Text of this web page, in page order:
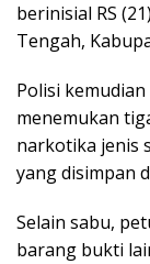
berinisial RS
Tengah,
Polisi
menemukan
narkotika jenis
yang disimpan
Selain sabu,
barang bukti